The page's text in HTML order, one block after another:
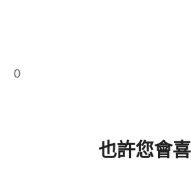
0
也許您會